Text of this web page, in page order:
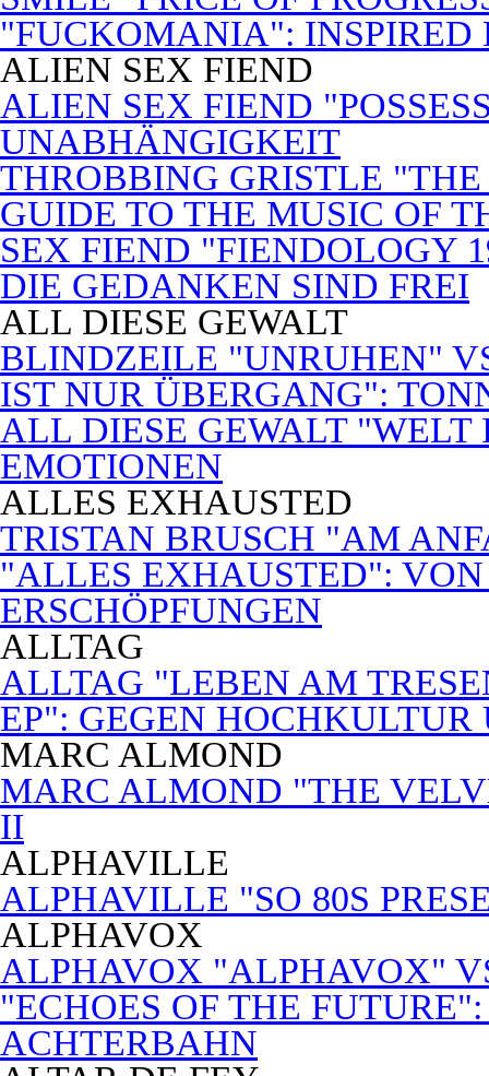
"FUCKOMANIA": INSPIRED
ALIEN SEX FIEND
ALIEN SEX FIEND
UNABHÄNGIGKEIT
THROBBING GRISTLE
GUIDE TO THE MUSIC OF
SEX FIEND "FIENDOLOGY
DIE GEDANKEN SIND FREI
ALL DIESE GEWALT
BLINDZEILE "UNRUHEN"
IST NUR ÜBERGANG":
ALL DIESE GEWALT
EMOTIONEN
ALLES EXHAUSTED
TRISTAN BRUSCH "AM
"ALLES EXHAUSTED":
ERSCHÖPFUNGEN
ALLTAG
ALLTAG "LEBEN AM
EP": GEGEN
MARC ALMOND
MARC ALMOND "THE
II
ALPHAVILLE
ALPHAVILLE "SO 80S
ALPHAVOX
ALPHAVOX "ALPHAVOX"
"ECHOES OF THE
ACHTERBAHN